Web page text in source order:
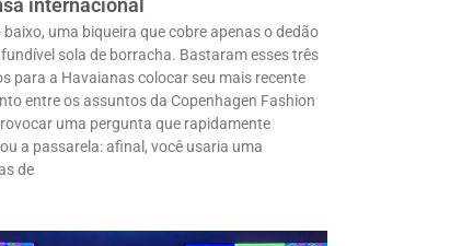
internacional
baixo, uma biqueira que cobre apenas o dedão
sola de borracha. Bastaram esses três
para a Havaianas colocar seu mais recente
entre os assuntos da Copenhagen Fashion
uma pergunta que rapidamente
a passarela: afinal, você usaria uma
de